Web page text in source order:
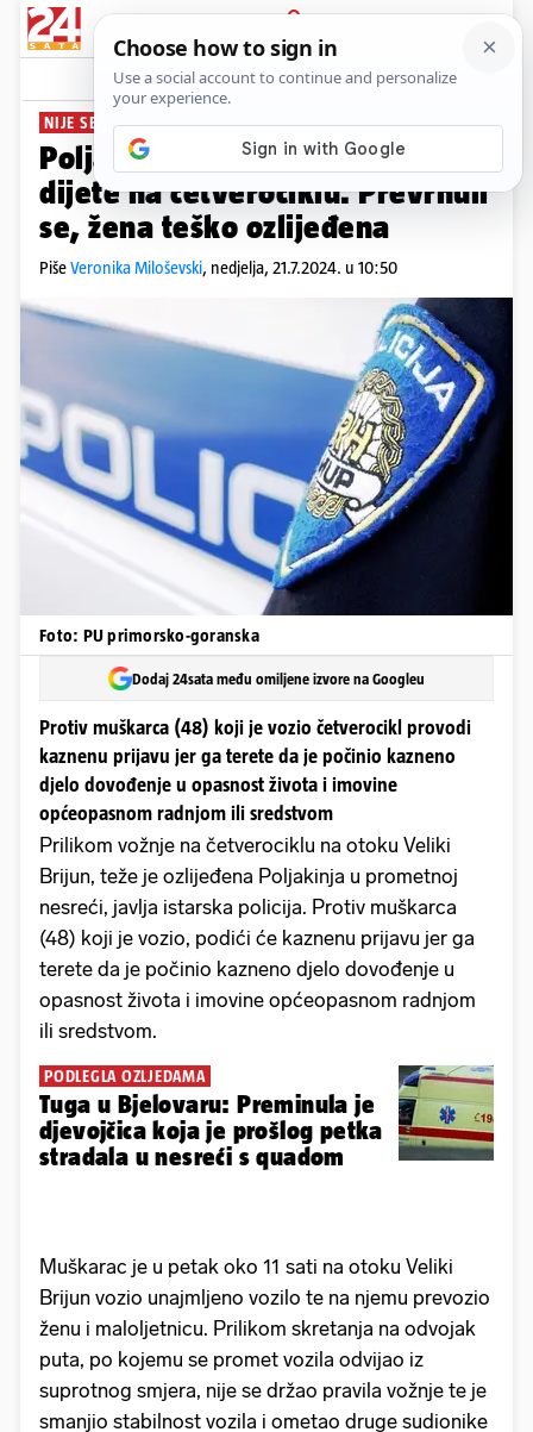
PRIJAVA
News Komentari
NIJE SE DRŽAO PRAVILA
Poljak na Brijunu vozio ženu i
dijete na četverociklu. Prevrnuli
se, žena teško ozlijeđena
PišeVeronika Miloševski, nedjelja, 21.7.2024. u 10:50
Foto: PU primorsko-goranska
Dodaj 24sata među omiljene izvore na Googleu
Protiv muškarca (48) koji je vozio četverocikl provodi
kaznenu prijavu jer ga terete da je počinio kazneno
djelo dovođenje u opasnost života i imovine
općeopasnom radnjom ili sredstvom
Prilikom vožnje na četverociklu na otoku Veliki
Brijun, teže je ozlijeđena Poljakinja u prometnoj
nesreći, javlja istarska policija. Protiv muškarca
(48) koji je vozio, podići će kaznenu prijavu jer ga
terete da je počinio kazneno djelo dovođenje u
opasnost života i imovine općeopasnom radnjom
ili sredstvom.
PODLEGLA OZLJEDAMA
Tuga u Bjelovaru: Preminula je
djevojčica koja je prošlog petka
stradala u nesreći s quadom
Muškarac je u petak oko 11 sati na otoku Veliki
Brijun vozio unajmljeno vozilo te na njemu prevozio
ženu i maloljetnicu. Prilikom skretanja na odvojak
puta, po kojemu se promet vozila odvijao iz
suprotnog smjera, nije se držao pravila vožnje te je
smanjio stabilnost vozila i ometao druge sudionike